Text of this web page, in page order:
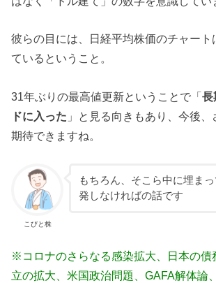
彼らの目には、日経平均株価のチャート
ているということ。
31年ぶりの最高値更新ということで「長
ドに入った 」と見る向きもあり、今後
期待できますね。
こびと株
もちろん、そこら中に埋ま
発しなければの話です
※コロナのさらなる感染拡大、日本の債
立の拡大、米国政治問題、GAFA解体論